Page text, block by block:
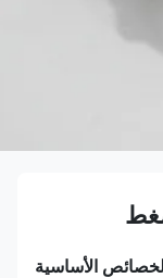
الأساسية